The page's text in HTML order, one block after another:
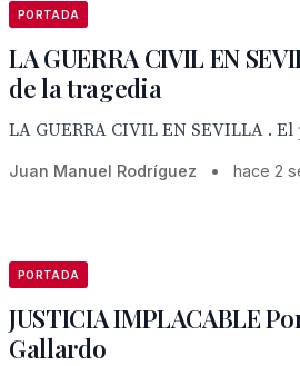
PORTADA
LA GUERRA CIVIL EN
de la tragedia
LA GUERRA CIVIL EN SEVILLA .
Juan Manuel Rodríguez • hace 2
PORTADA
JUSTICIA IMPLACABLE
Gallardo